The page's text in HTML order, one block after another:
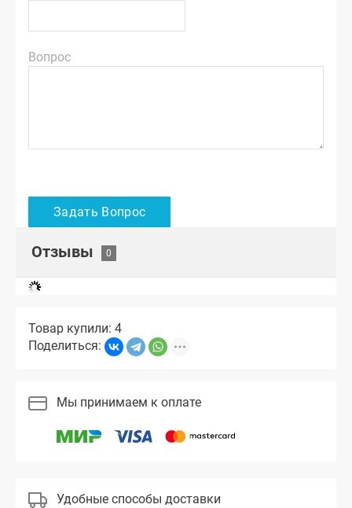
Вопрос
Отзывы
Товар купили: 4
Поделиться:
Мы принимаем к оплате
Удобные способы доставки